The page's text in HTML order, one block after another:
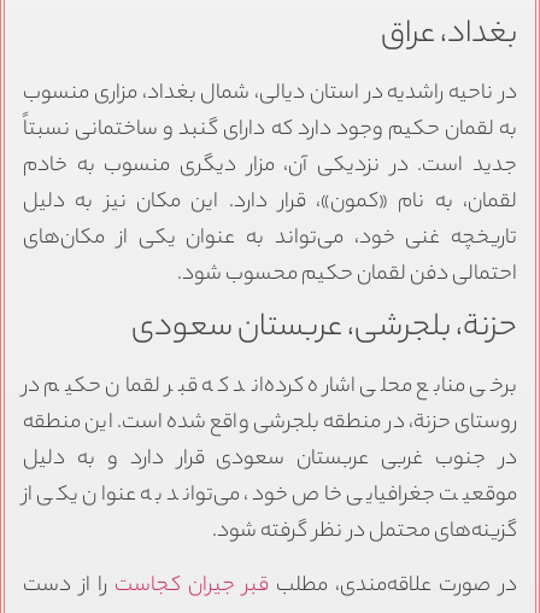
بغداد، عراق
در ناحیه راشدیه در استان دیالی، شمال بغداد، مزاری منسوب
به لقمان حکیم وجود دارد که دارای گنبد و ساختمانی نسبتاً
جدید است. در نزدیکی آن، مزار دیگری منسوب به خادم
لقمان، به نام «کمون»، قرار دارد. این مکان نیز به دلیل
تاریخچه غنی خود، می‌تواند به عنوان یکی از مکان‌های
احتمالی دفن لقمان حکیم محسوب شود.
حزنة، بلجرشی، عربستان سعودی
برخی منابع محلی اشاره کرده‌اند که قبر لقمان حکیم در
روستای حزنة، در منطقه بلجرشی واقع شده است. این منطقه
در جنوب غربی عربستان سعودی قرار دارد و به دلیل
موقعیت جغرافیایی خاص خود، می‌تواند به عنوان یکی از
گزینه‌های محتمل در نظر گرفته شود.
در صورت علاقه‌مندی، مطلب قبر جیران کجاسترا از دست